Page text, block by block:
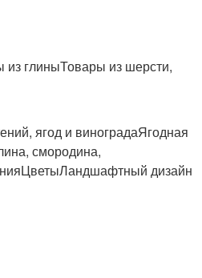
глиныТовары из шерсти,
ягод и виноградаЯгодная
смородина,
дизайн